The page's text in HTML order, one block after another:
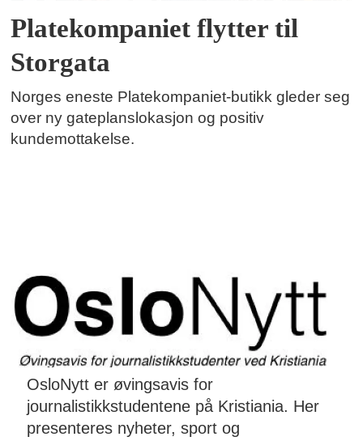
Platekompaniet flytter til
Storgata
Norges eneste Platekompaniet-butikk gleder seg
over ny gateplanslokasjon og positiv
kundemottakelse.
OsloNytt er øvingsavis for
journalistikkstudentene på Kristiania. Her
presenteres nyheter, sport og